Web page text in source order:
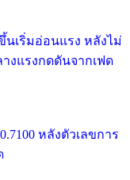
งแรงกดดันจากเฟด